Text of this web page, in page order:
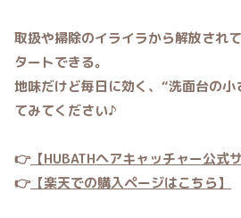
取扱や掃除のイライラから解放され
タートできる。
地味だけど毎日に効く、 “洗面台の小
てみてください♪
👉【HUBATHヘアキャッチャー公式
👉【楽天での購入ページはこちら】